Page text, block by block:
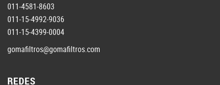
011-4581-8603
011-15-4992-9036
011-15-4399-0004
gomafiltros@gomafiltros.com
REDES